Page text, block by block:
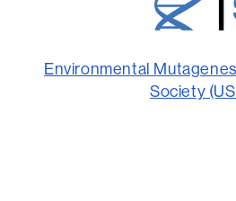
Environmental
Society